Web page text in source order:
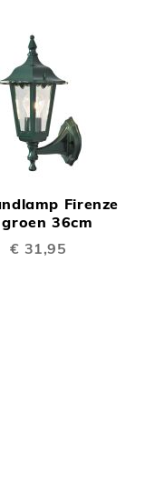
Firenze
groen 36cm
€ 31,95